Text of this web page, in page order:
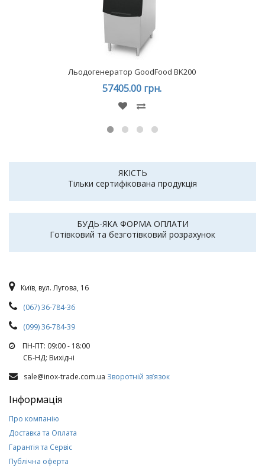
Льодогенератор GoodFood BK200
57405.00 грн.
ЯКІСТЬ
Тільки сертифікована продукція
БУДЬ-ЯКА ФОРМА ОПЛАТИ
Готівковий та безготівковий розрахунок
Київ, вул. Лугова, 16
(067) 36-784-36
(099) 36-784-39
ПН-ПТ: 09:00 - 18:00
СБ-НД: Вихiднi
sale@inox-trade.com.ua Зворотній зв’язок
Інформація
Про компанію
Доставка та Оплата
Гарантія та Сервіс
Публічна оферта